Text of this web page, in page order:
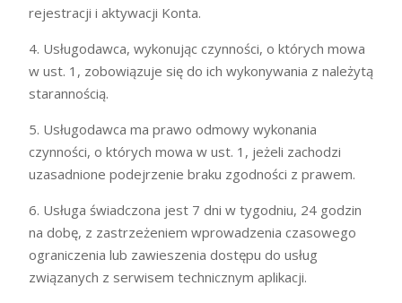
rejestracji i aktywacji Konta.
4. Usługodawca, wykonując czynności, o których mowa
w ust. 1, zobowiązuje się do ich wykonywania z należytą
starannością.
5. Usługodawca ma prawo odmowy wykonania
czynności, o których mowa w ust. 1, jeżeli zachodzi
uzasadnione podejrzenie braku zgodności z prawem.
6. Usługa świadczona jest 7 dni w tygodniu, 24 godzin
na dobę, z zastrzeżeniem wprowadzenia czasowego
ograniczenia lub zawieszenia dostępu do usług
związanych z serwisem technicznym aplikacji.